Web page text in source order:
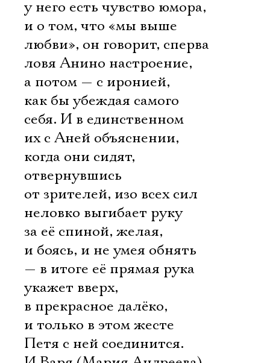
у него есть чувство юмора,
и о том, что «мы выше
любви», он говорит, сперва
ловя Анино настроение,
а потом — с иронией,
как бы убеждая самого
себя. И в единственном
их с Аней объяснении,
когда они сидят,
отвернувшись
от зрителей, изо всех сил
неловко выгибает руку
за её спиной, желая,
и боясь, и не умея обнять
— в итоге её прямая рука
укажет вверх,
в прекрасное далёко,
и только в этом жесте
Петя с ней соединится.